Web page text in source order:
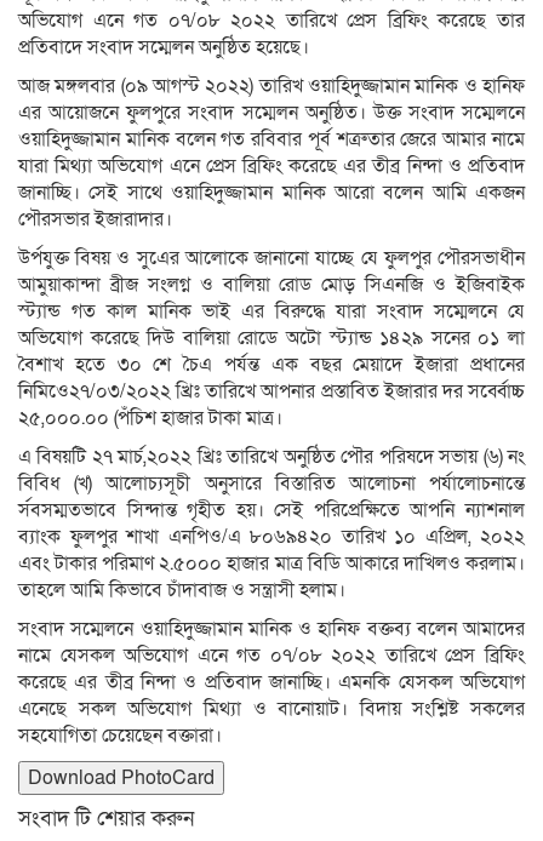
অভিযোগ এনে গত ০৭/০৮ ২০২২ তারিখে প্রেস ব্রিফিং করেছে তার
প্রতিবাদে সংবাদ সম্মেলন অনুষ্ঠিত হয়েছে।
আজ মঙ্গলবার (০৯ আগস্ট ২০২২) তারিখ ওয়াহিদুজ্জামান মানিক ও হানিফ
এর আয়োজনে ফুলপুরে সংবাদ সম্মেলন অনুষ্ঠিত। উক্ত সংবাদ সম্মেলনে
ওয়াহিদুজ্জামান মানিক বলেন গত রবিবার পূর্ব শত্রুতার জেরে আমার নামে
যারা মিথ্যা অভিযোগ এনে প্রেস ব্রিফিং করেছে এর তীব্র নিন্দা ও প্রতিবাদ
জানাচ্ছি। সেই সাথে ওয়াহিদুজ্জামান মানিক আরো বলেন আমি একজন
পৌরসভার ইজারাদার।
উর্পযুক্ত বিষয় ও সুএের আলোকে জানানো যাচ্ছে যে ফুলপুর পৌরসভাধীন
আমুয়াকান্দা ব্রীজ সংলগ্ন ও বালিয়া রোড মোড় সিএনজি ও ইজিবাইক
স্ট‍্যান্ড গত কাল মানিক ভাই এর বিরুদ্ধে যারা সংবাদ সম্মেলনে যে
অভিযোগ করেছে দিউ বালিয়া রোডে অটো স্ট‍্যান্ড ১৪২৯ সনের ০১ লা
বৈশাখ হতে ৩০ শে চৈএ পর্যন্ত এক বছর মেয়াদে ইজারা প্রধানের
নিমিওে২৭/০৩/২০২২ খ্রিঃ তারিখে আপনার প্রস্তাবিত ইজারার দর সর্ব্বোচ্চ
২৫,০০০.০০ (পঁচিশ হাজার টাকা মাত্র।
এ বিষয়টি ২৭ মার্চ,২০২২ খ্রিঃ তারিখে অনুষ্ঠিত পৌর পরিষদে সভায় (৬) নং
বিবিধ (খ) আলোচ‍্যসূচী অনুসারে বিস্তারিত আলোচনা পর্যালোচনান্তে
র্সবসম্মতভাবে সিন্দান্ত গৃহীত হয়। সেই পরিপ্রেক্ষিতে আপনি ন‍্যাশনাল
ব‍্যাংক ফুলপুর শাখা এনপিও/এ ৮০৬৯৪২০ তারিখ ১০ এপ্রিল, ২০২২
এবং টাকার পরিমাণ ২.৫০০০ হাজার মাত্র বিডি আকারে দাখিলও করলাম।
তাহলে আমি কিভাবে চাঁদাবাজ ও সন্ত্রাসী হলাম।
সংবাদ সম্মেলনে ওয়াহিদুজ্জামান মানিক ও হানিফ বক্তব্য বলেন আমাদের
নামে যেসকল অভিযোগ এনে গত ০৭/০৮ ২০২২ তারিখে প্রেস ব্রিফিং
করেছে এর তীব্র নিন্দা ও প্রতিবাদ জানাচ্ছি। এমনকি যেসকল অভিযোগ
এনেছে সকল অভিযোগ মিথ্যা ও বানোয়াট। বিদায় সংশ্লিষ্ট সকলের
সহযোগিতা চেয়েছেন বক্তারা।
Download PhotoCard
সংবাদ টি শেয়ার করুন